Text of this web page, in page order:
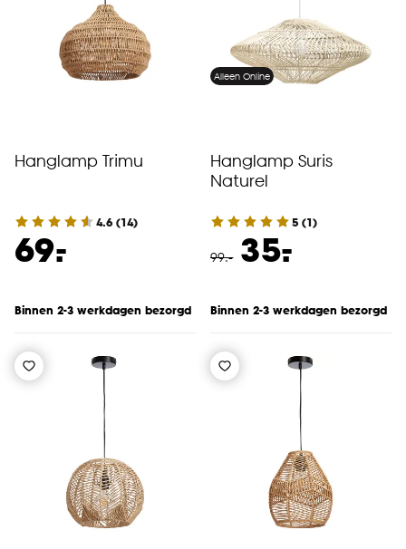
Hanglamp Trimu
4.6 (14)
69.
-
Binnen 2-3 werkdagen bezorgd
Alleen Online
Hanglamp Suris
Naturel
5 (1)
99.- 35.
-
Binnen 2-3 werkdagen bezorgd